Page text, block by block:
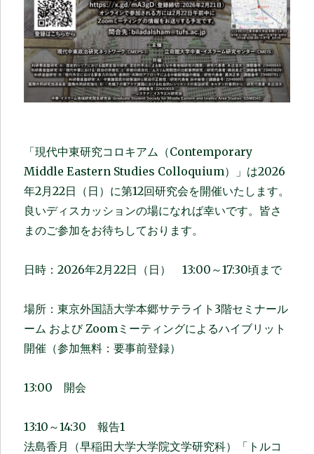
「現代中東研究コロキアム（Contemporary
Middle Eastern Studies Colloquium）」は2026
年2月22日（日）に第12回研究会を開催いたします。
良いディスカッションの場になれば幸いです。皆さ
まのご参加をお待ちしております。
日時：2026年2月22日（日） 13:00～17:30頃まで
場所：東京外国語大学本郷サテライト3階セミナール
ーム および Zoomミーティングによるハイブリット
開催（参加無料：要事前登録）
13:00 開会
13:10～14:30 報告1
法島香月（早稲田大学大学院文学研究科）「トルコ